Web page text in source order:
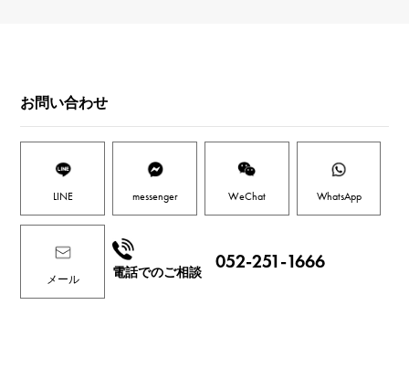
お問い合わせ
LINE messenger WeChat WhatsApp
メール 電話でのご相談
052-251-1666